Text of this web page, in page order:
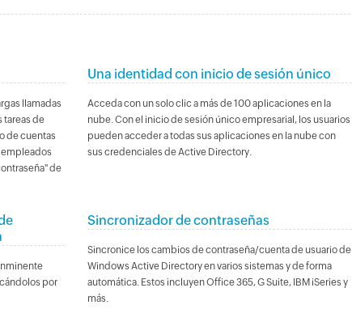
llamadas
tareas de
de cuentas
empleados
de
Una identidad con inicio de sesión único
Acceda con un solo clic a más de 100 aplicaciones en la
nube. Con el inicio de sesión único empresarial, los usuarios
pueden acceder a todas sus aplicaciones en la nube con
sus credenciales de Active Directory.
por
Sincronizador de contraseñas
Sincronice los cambios de contraseña/cuenta de usuario de
Windows Active Directory en varios sistemas y de forma
automática. Estos incluyen Office 365, G Suite, IBM iSeries y
más.